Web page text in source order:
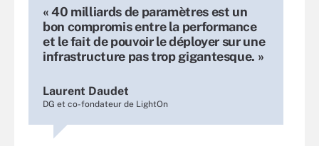
« 40 milliards de paramètres est un
bon compromis entre la performance
et le fait de pouvoir le déployer sur une
infrastructure pas trop gigantesque. »
Laurent Daudet
DG et co-fondateur de LightOn